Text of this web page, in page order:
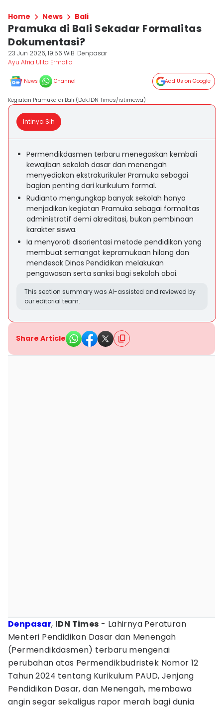
Home News Bali
Pramuka di Bali Sekadar Formalitas
Dokumentasi?
23 Jun 2026, 19:56 WIB Denpasar
Ayu Afria Ulita Ermalia
News Channel Add Us on Google
Kegiatan Pramuka di Bali (Dok.IDN Times/istimewa)
Intinya Sih
Permendikdasmen terbaru menegaskan kembali
kewajiban sekolah dasar dan menengah
menyediakan ekstrakurikuler Pramuka sebagai
bagian penting dari kurikulum formal.
Rudianto mengungkap banyak sekolah hanya
menjadikan kegiatan Pramuka sebagai formalitas
administratif demi akreditasi, bukan pembinaan
karakter siswa.
Ia menyoroti disorientasi metode pendidikan yang
membuat semangat kepramukaan hilang dan
mendesak Dinas Pendidikan melakukan
pengawasan serta sanksi bagi sekolah abai.
This section summary was AI-assisted and reviewed by
our editorial team.
Share Article
Denpasar, IDN Times - Lahirnya Peraturan
Menteri Pendidikan Dasar dan Menengah
(Permendikdasmen) terbaru mengenai
perubahan atas Permendikbudristek Nomor 12
Tahun 2024 tentang Kurikulum PAUD, Jenjang
Pendidikan Dasar, dan Menengah, membawa
angin segar sekaligus rapor merah bagi dunia